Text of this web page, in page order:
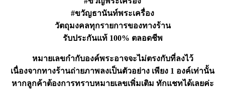
#ขวัญธานันท์พระเครื่อง
วัตถุมงคลทุกรายการของทางร้าน
รับประกันแท้ 100% ตลอดชีพ
หมายเลขกำกับองค์พระอาจจะไม่ตรงกับที่ลงไว้
เนื่องจากทางร้านถ่ายภาพลงเป็นตัวอย่าง เพียง 1 องค์เท่านั้น
หากลูกค้าต้องการทราบหมายเลขเพิ่มเติม ทักแชทได้เลยค่ะ